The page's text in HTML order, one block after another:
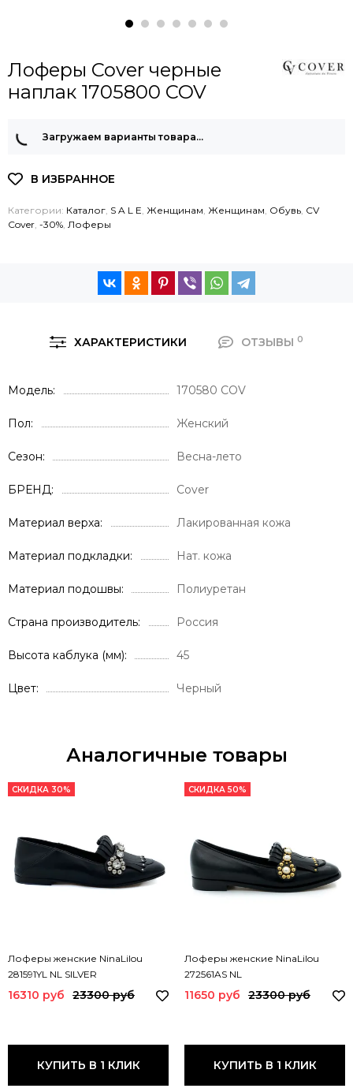
Лоферы Cover черные
наплак 1705800 COV
Загружаем варианты товара…
Категории: Каталог, S A L E, Женщинам, Женщинам, Обувь, CV
Cover, -30%, Лоферы
ХАРАКТЕРИСТИКИ ОТЗЫВЫ 0
Модель 170580 COV
Пол Женский
Сезон Весна-лето
БРЕНД Cover
Материал верха Лакированная кожа
Материал подкладки Нат. кожа
Материал подошвы Полиуретан
Страна производитель Россия
Высота каблука (мм) 45
Цвет Черный
Аналогичные товары
СКИДКА 30%
Лоферы женские NinaLilou
281591YL NL SILVER
16310 руб 23300 руб
КУПИТЬ В 1 КЛИК
СКИДКА 50%
Лоферы женские NinaLilou
272561AS NL
11650 руб 23300 руб
КУПИТЬ В 1 КЛИК